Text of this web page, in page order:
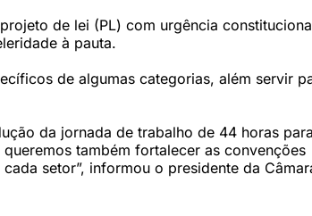
de lei (PL) com urgência
à pauta.
de algumas categorias, além servir
da jornada de trabalho de 44 horas
também fortalecer as convenções
setor”, informou o presidente da